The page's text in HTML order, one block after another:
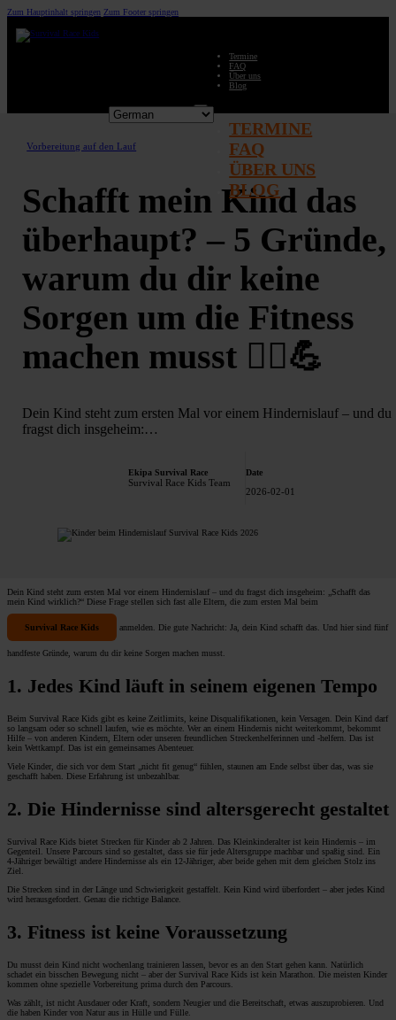
Zum Hauptinhalt springen Zum Footer springen
Termine
FAQ
Über uns
Blog
TERMINE
FAQ
ÜBER UNS
BLOG
Vorbereitung auf den Lauf
Schafft mein Kind das
überhaupt? – 5 Gründe,
warum du dir keine
Sorgen um die Fitness
machen musst 🏃‍♀️💪
Dein Kind steht zum ersten Mal vor einem Hindernislauf – und du
fragst dich insgeheim:…
Ekipa Survival Race
Survival Race Kids Team
Date
2026-02-01
Dein Kind steht zum ersten Mal vor einem Hindernislauf – und du fragst dich insgeheim: „Schafft das
mein Kind wirklich?“ Diese Frage stellen sich fast alle Eltern, die zum ersten Mal beim
Survival Race Kids anmelden. Die gute Nachricht: Ja, dein Kind schafft das. Und hier sind fünf
handfeste Gründe, warum du dir keine Sorgen machen musst.
1. Jedes Kind läuft in seinem eigenen Tempo
Beim Survival Race Kids gibt es keine Zeitlimits, keine Disqualifikationen, kein Versagen. Dein Kind darf
so langsam oder so schnell laufen, wie es möchte. Wer an einem Hindernis nicht weiterkommt, bekommt
Hilfe – von anderen Kindern, Eltern oder unseren freundlichen Streckenhelferinnen und -helfern. Das ist
kein Wettkampf. Das ist ein gemeinsames Abenteuer.
Viele Kinder, die sich vor dem Start „nicht fit genug“ fühlen, staunen am Ende selbst über das, was sie
geschafft haben. Diese Erfahrung ist unbezahlbar.
2. Die Hindernisse sind altersgerecht gestaltet
Survival Race Kids bietet Strecken für Kinder ab 2 Jahren. Das Kleinkinderalter ist kein Hindernis – im
Gegenteil. Unsere Parcours sind so gestaltet, dass sie für jede Altersgruppe machbar und spaßig sind. Ein
4-Jähriger bewältigt andere Hindernisse als ein 12-Jähriger, aber beide gehen mit dem gleichen Stolz ins
Ziel.
Die Strecken sind in der Länge und Schwierigkeit gestaffelt. Kein Kind wird überfordert – aber jedes Kind
wird herausgefordert. Genau die richtige Balance.
3. Fitness ist keine Voraussetzung
Du musst dein Kind nicht wochenlang trainieren lassen, bevor es an den Start gehen kann. Natürlich
schadet ein bisschen Bewegung nicht – aber der Survival Race Kids ist kein Marathon. Die meisten Kinder
kommen ohne spezielle Vorbereitung prima durch den Parcours.
Was zählt, ist nicht Ausdauer oder Kraft, sondern Neugier und die Bereitschaft, etwas auszuprobieren. Und
die haben Kinder von Natur aus in Hülle und Fülle.